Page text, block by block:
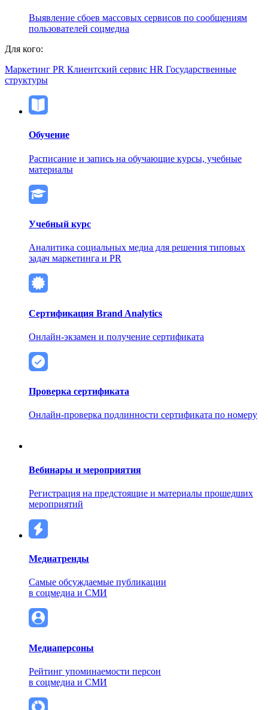
Выявление сбоев массовых сервисов по сообщениям
пользователей соцмедиа
Для кого:
Маркетинг PR Клиентский сервис HR Государственные
структуры
Обучение
Расписание и запись на обучающие курсы, учебные
материалы
Учебный курс
Аналитика социальных медиа для решения типовых
задач маркетинга и PR
Сертификация Brand Analytics
Онлайн-экзамен и получение сертификата
Проверка сертификата
Онлайн-проверка подлинности сертификата по номеру
Вебинары и мероприятия
Регистрация на предстоящие и материалы прошедших
мероприятий
Медиатренды
Самые обсуждаемые публикации
в соцмедиа и СМИ
Медиаперсоны
Рейтинг упоминаемости персон
в соцмедиа и СМИ